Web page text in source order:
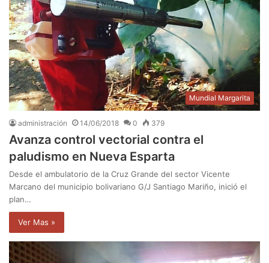
Mundial Margarita
administración 14/06/2018 0 379
Avanza control vectorial contra el
paludismo en Nueva Esparta
Desde el ambulatorio de la Cruz Grande del sector Vicente
Marcano del municipio bolivariano G/J Santiago Mariño, inició el
plan…
Ver Mas »